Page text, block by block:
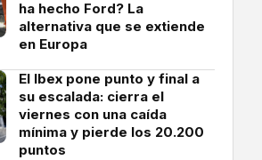
ha hecho Ford? La
alternativa que se extiende
en Europa
El Ibex pone punto y final a
su escalada: cierra el
viernes con una caída
mínima y pierde los 20.200
puntos